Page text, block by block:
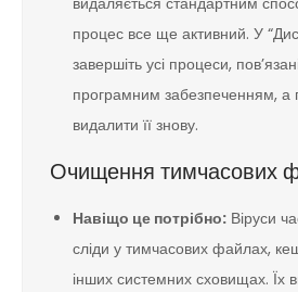
процес все ще активний. У
завершіть усі процеси,
програмним забезпеченням, а
видалити її знову.
Очищення тимчасових
Навіщо це потрібно: Віруси
сліди у тимчасових файлах,
інших системних сховищах. Їх